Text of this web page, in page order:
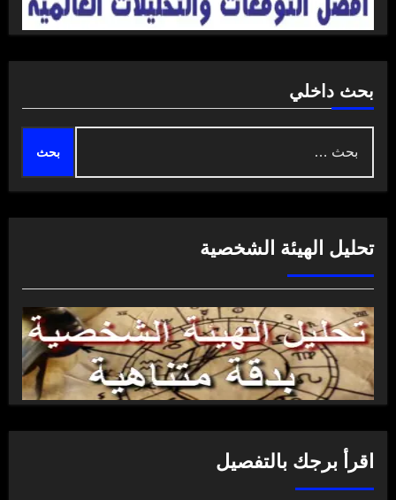
بحث داخلي
عن:
تحليل الهيئة الشخصية
اقرأ برجك بالتفصيل